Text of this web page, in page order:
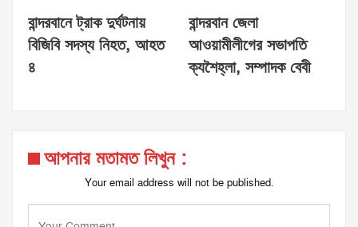
বান্দরবানে ট্রাক দুর্ঘটনায়
বিজিবি সদস্য নিহত, আহত
৪
বান্দরবান জেলা
আওয়ামীলীগের সভাপতি
ক্যশৈহ্লা, সম্পাদক বেবী
আপনার মতামত লিখুন :
Your email address will not be published.